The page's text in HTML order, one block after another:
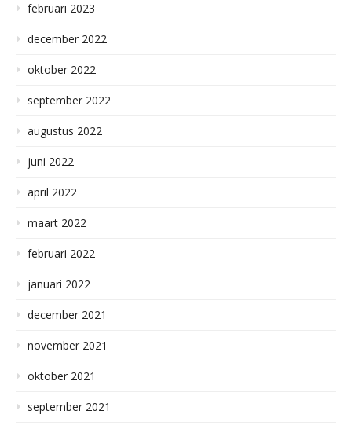
februari 2023
december 2022
oktober 2022
september 2022
augustus 2022
juni 2022
april 2022
maart 2022
februari 2022
januari 2022
december 2021
november 2021
oktober 2021
september 2021